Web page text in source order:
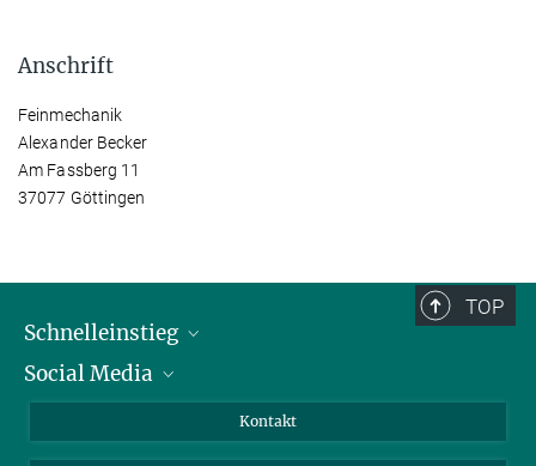
Anschrift
Feinmechanik
Alexander Becker
Am Fassberg 11
37077 Göttingen
TOP
Schnelleinstieg
Alumni
Social Media
Kontakt